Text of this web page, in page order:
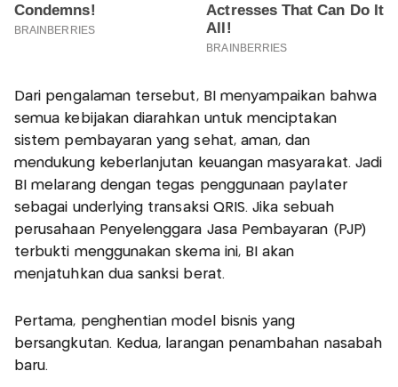
Dari pengalaman tersebut, BI menyampaikan bahwa
semua kebijakan diarahkan untuk menciptakan
sistem pembayaran yang sehat, aman, dan
mendukung keberlanjutan keuangan masyarakat. Jadi
BI melarang dengan tegas penggunaan paylater
sebagai underlying transaksi QRIS. Jika sebuah
perusahaan Penyelenggara Jasa Pembayaran (PJP)
terbukti menggunakan skema ini, BI akan
menjatuhkan dua sanksi berat.
Pertama, penghentian model bisnis yang
bersangkutan. Kedua, larangan penambahan nasabah
baru.